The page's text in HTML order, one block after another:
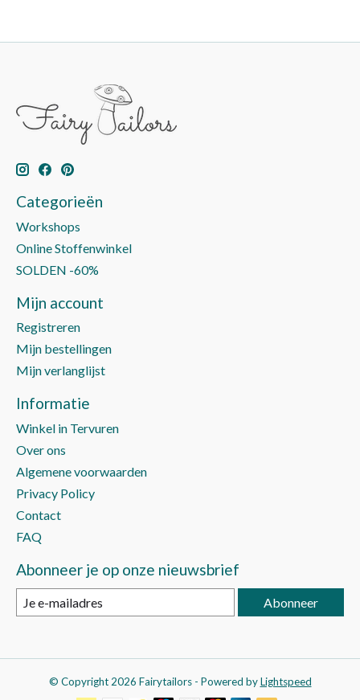
Categorieën
Workshops
Online Stoffenwinkel
SOLDEN -60%
Mijn account
Registreren
Mijn bestellingen
Mijn verlanglijst
Informatie
Winkel in Tervuren
Over ons
Algemene voorwaarden
Privacy Policy
Contact
FAQ
Abonneer je op onze nieuwsbrief
Abonneer
© Copyright 2026 Fairytailors - Powered byLightspeed